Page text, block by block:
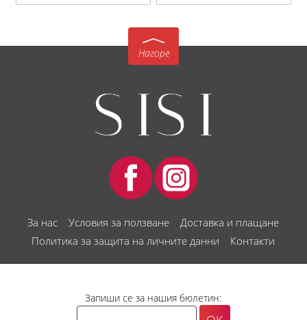
Нагоре
За нас Условия за ползване
Доставка и плащане
Политика за защита на личните данни
Контакти
Запиши се за нашия бюлетин: